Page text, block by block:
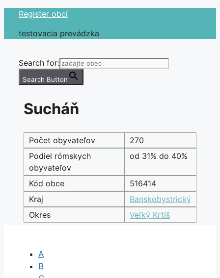
Preskočiť
obsah
Register obcí
testovacia prevádzka
Search for:
Search Button
Sucháň
Počet obyvateľov
270
Podiel rómskych
obyvateľov
od 31% do 40%
Kód obce
516414
Kraj
Banskobystrický
Okres
Veľký Krtíš
A
B